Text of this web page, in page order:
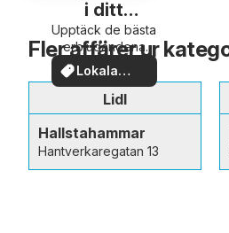
i ditt
område
Upptäck de bästa
erbjudandena
nära dig
Lokala
erbjudanden
Fler affärer ur
Lidl
Hallstahammar
Hantverkaregatan 13